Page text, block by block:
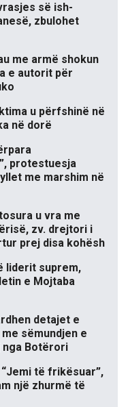
së ish-
zbulohet
me armë shokun
e autorit për
u përfshinë në
në dorë
protestuesja
me marshim në
u vra me
zv. drejtori i
prej disa kohësh
liderit suprem,
e Mojtaba
detajet e
sëmundjen e
nga Botërori
të frikësuar”,
një zhurmë të